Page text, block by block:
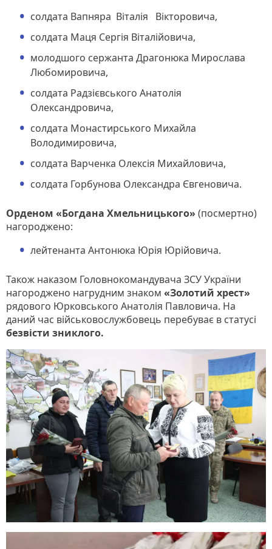
солдата Вапняра Віталія Вікторовича,
солдата Маця Сергія Віталійовича,
молодшого сержанта Драгонюка Мирослава
Любомировича,
солдата Радзієвського Анатолія
Олександровича,
солдата Монастирського Михайла
Володимировича,
солдата Варченка Олексія Михайловича,
солдата Горбунова Олександра Євгеновича.
Орденом «Богдана Хмельницького» (посмертно)
нагороджено:
лейтенанта Антонюка Юрія Юрійовича.
Також наказом Головнокомандувача ЗСУ України
нагороджено нагрудним знаком «Золотий хрест»
рядового Юрковського Анатолія Павловича. На
даний час військовослужбовець перебуває в статусі
безвісти зниклого.